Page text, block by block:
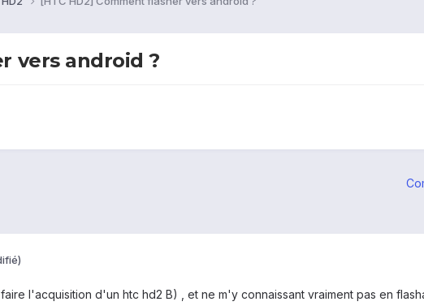
vers android ?
l'acquisition d'un htc hd2 B) , et ne m'y connaissant vraiment pas en